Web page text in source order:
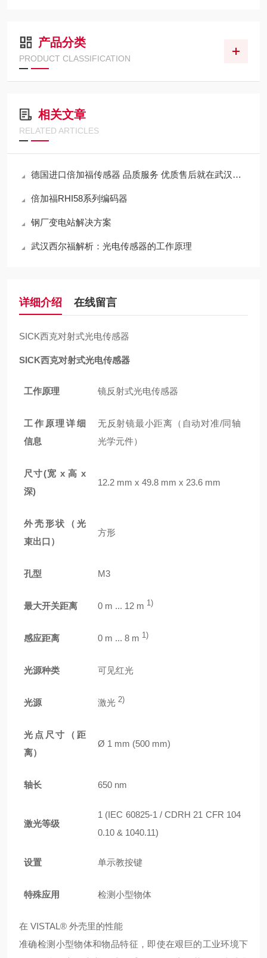
产品分类
PRODUCT CLASSIFICATION
相关文章
RELATED ARTICLES
德国进口倍加福传感器 品质服务 优质售后就在武汉西尔福
倍加福RHI58系列编码器
钢厂变电站解决方案
武汉西尔福解析：光电传感器的工作原理
详细介绍 在线留言
SICK西克对射式光电传感器
SICK西克对射式光电传感器
工作原理 镜反射式光电传感器
工作原理详细
信息
无反射镜最小距离（自动对准/同轴
光学元件）
尺寸(宽 x 高 x
深)
12.2 mm x 49.8 mm x 23.6 mm
外壳形状（光
束出口）
方形
孔型 M3
最大开关距离 0 m ... 12 m 1)
感应距离 0 m ... 8 m 1)
光源种类 可见红光
光源 激光 2)
光点尺寸（距
离）
Ø 1 mm (500 mm)
轴长 650 nm
激光等级
1 (IEC 60825-1 / CDRH 21 CFR 104
0.10 & 1040.11)
设置 单示教按键
特殊应用 检测小型物体
在 VISTAL® 外壳里的性能
准确检测小型物体和物品特征，即使在艰巨的工业环境下